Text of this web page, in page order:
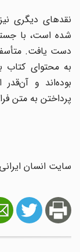
نقدهای دیگری
شده است، با
دست یافت.
به محتوای کتاب
بوده‌اند و آن‌قدر
پرداختن به متن
سایت انسان ایرانی